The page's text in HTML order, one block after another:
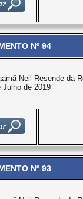
Nº 94
Neil Resende da
Julho de 2019
Nº 93